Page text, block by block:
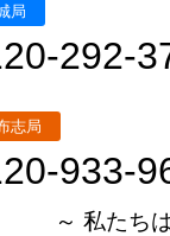
局
292-
志局
933-
～ 私たち